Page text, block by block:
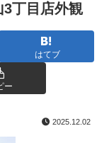
丁目店外観
はてブ
ー
2025.12.02